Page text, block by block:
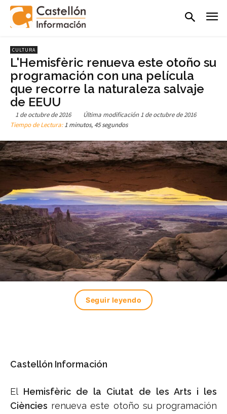
CULTURA
L'Hemisfèric renueva este otoño su
programación con una película
que recorre la naturaleza salvaje
de EEUU
1 de octubre de 2016 Última modificación 1 de octubre de 2016
Tiempo de Lectura:1 minutos, 45 segundos
Seguir leyendo
Castellón Información
El Hemisfèric de la Ciutat de les Arts i les
Ciències renueva este otoño su programación